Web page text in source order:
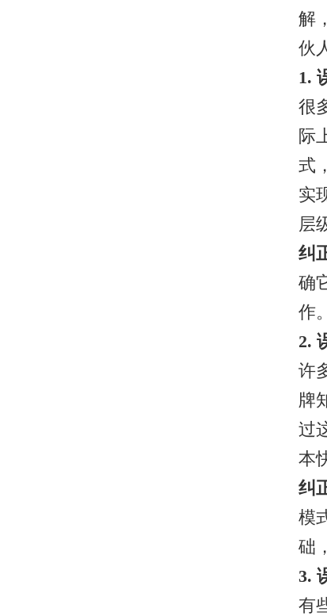
解
伙
1.
很
际
式
实
层
纠
确
作。
2.
许
牌
过
本
纠
模
础
3.
有